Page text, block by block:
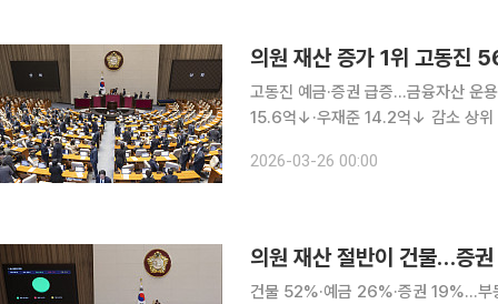
의원 재산 증가 1위 고동
고동진 예금·증권 급증…금융자산
15.6억↓·우재준 14.2억↓ 감소 상위 증가 22대 국회의원 가운데 재산이 가장 많이
26일 공개한 2026년 정기재산변동
2026-03-26 00:00
의원 재산 절반이 건물…증
건물 52%·예금 26%·증권 19%…부